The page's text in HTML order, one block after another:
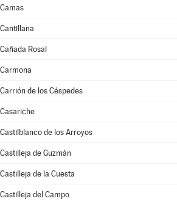
Camas
Cantillana
Cañada Rosal
Carmona
Carrión de los Céspedes
Casariche
Castilblanco de los Arroyos
Castilleja de Guzmán
Castilleja de la Cuesta
Castilleja del Campo